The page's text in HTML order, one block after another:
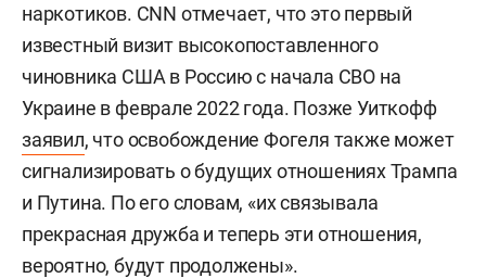
наркотиков. CNN отмечает, что это первый
известный визит высокопоставленного
чиновника США в Россию с начала СВО на
Украине в феврале 2022 года. Позже Уиткофф
заявил, что освобождение Фогеля также может
сигнализировать о будущих отношениях Трампа
и Путина. По его словам, «их связывала
прекрасная дружба и теперь эти отношения,
вероятно, будут продолжены».